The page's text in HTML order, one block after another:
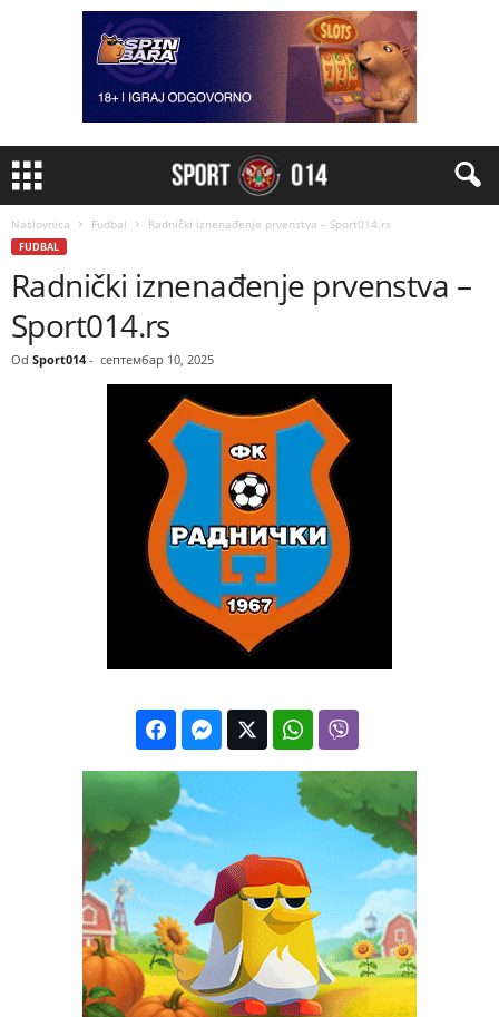
Naslovnica Fudbal Radnički iznenađenje prvenstva – Sport014.rs
FUDBAL
Radnički iznenađenje prvenstva –
Sport014.rs
Od Sport014- септембар 10, 2025